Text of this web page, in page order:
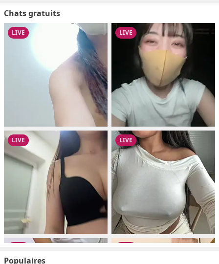
Chats gratuits
Populaires